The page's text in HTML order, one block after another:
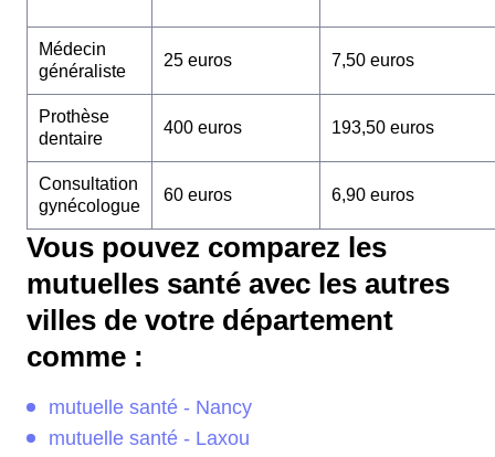
Médecin
généraliste
25 euros 7,50 euros
Prothèse
dentaire
400 euros 193,50 euros
Consultation
gynécologue
60 euros 6,90 euros
Vous pouvez comparez les
mutuelles santé avec les autres
villes de votre département
comme :
mutuelle santé - Nancy
mutuelle santé - Laxou